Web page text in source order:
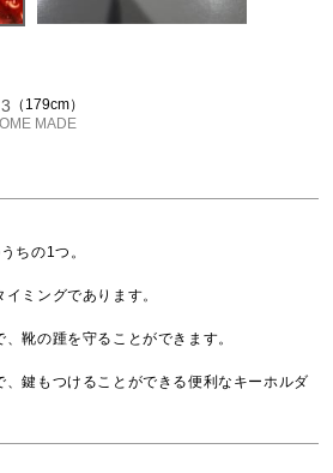
MADE
179cm
ちの1つ。
ミングであります。
靴の踵を守ることができます。
、鍵もつけることができる便利なキーホルダ